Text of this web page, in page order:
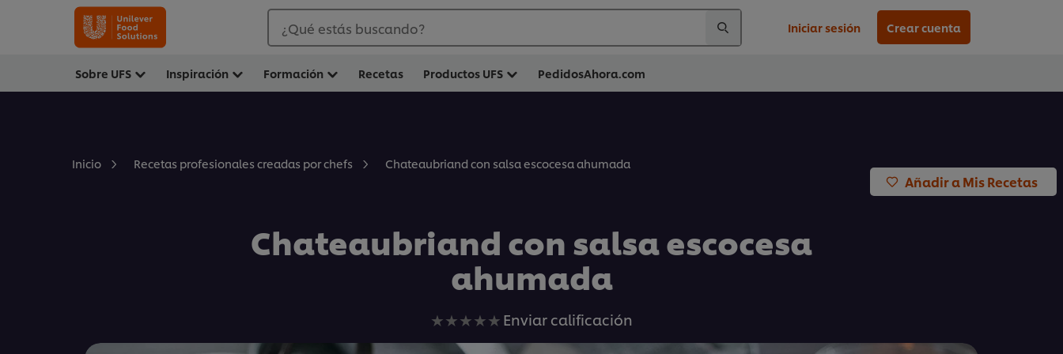
¿Qué estás buscando? Iniciar sesión Crear cuenta
Sobre UFS Inspiración Formación Recetas Productos UFS PedidosAhora.com
Inicio Recetas profesionales creadas por chefs Chateaubriand con salsa escocesa ahumada
Añadir a Mis Recetas
Chateaubriand con salsa escocesa
ahumada
No
se
Enviar calificación